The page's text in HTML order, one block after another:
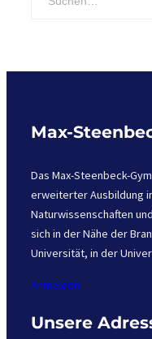
c
Max-
Das Max-Steenbeck-
erweiterter Ausbildung
Naturwissenschaften
sich in der Nähe der
Universität, in der
Anmelden
Unsere